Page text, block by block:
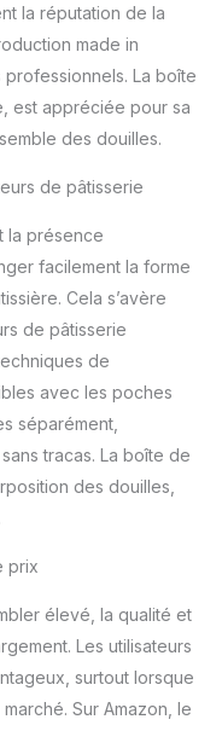
la réputation de la
made in
La boîte
est appréciée pour sa
des douilles.
de pâtisserie
la présence
facilement la forme
Cela s’avère
de pâtisserie
de
avec les poches
séparément,
tracas. La boîte de
des douilles,
prix
élevé, la qualité et
Les utilisateurs
surtout lorsque
Sur Amazon, le